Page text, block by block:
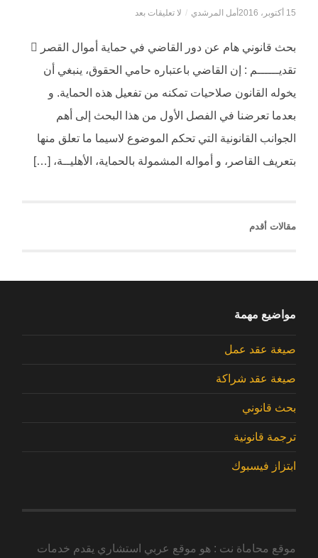
15 أكتوبر، 2016 أمل المرشدي / لا تعليقات بعد
بحث قانوني هام عن دور القاضي في حماية أموال القصر 
تقديــــــم : إن القاضي باعتباره حامي الحقوق، ينبغي أن
يخوله القانون صلاحيات تمكنه من تفعيل هذه الحماية. و
بعدما تعرضنا في الفصل الأول من هذا البحث إلى أهم
الجوانب القانونية التي تحكم الموضوع لاسيما ما تعلق منها
بتعريف القاصر، و أمواله المشمولة بالحماية، الأهليــة، […]
مقالات أقدم
مواضيع مهمة
صيغة عقد عمل
صيغة عقد شراكة
بحث قانوني
ترجمة قانونية
ابتزاز فيسبوك
موقع محاماة نت : هو موقع عربي استشاري يقدم خدمات